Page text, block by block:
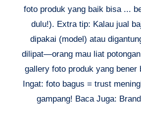
foto produk yang baik bisa ...
dulu!). Extra tip: Kalau jual
dipakai (model) atau
dilipat—orang mau liat
gallery foto produk yang bener
Ingat: foto bagus = trust
gampang! Baca Juga: